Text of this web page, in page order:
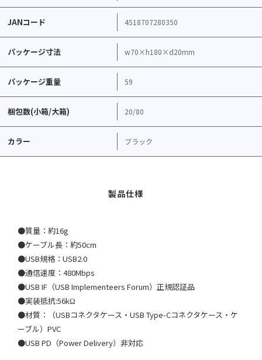
JANコード 4518707280350
パッケージ寸法 w70×h180×d20mm
パッケージ重量 59
梱包数(小箱/大箱) 20/80
カラー ブラック
●質量：約16g
●ケーブル長：約50cm
●USB規格：USB2.0
●通信速度：480Mbps
●USB IF（USB Implementeers Forum）正規認証品
●実装抵抗:56kΩ
●材質：（USBコネクタケース・USB Type-Cコネクタケース・ケ
ーブル）PVC
●USB PD（Power Delivery）非対応